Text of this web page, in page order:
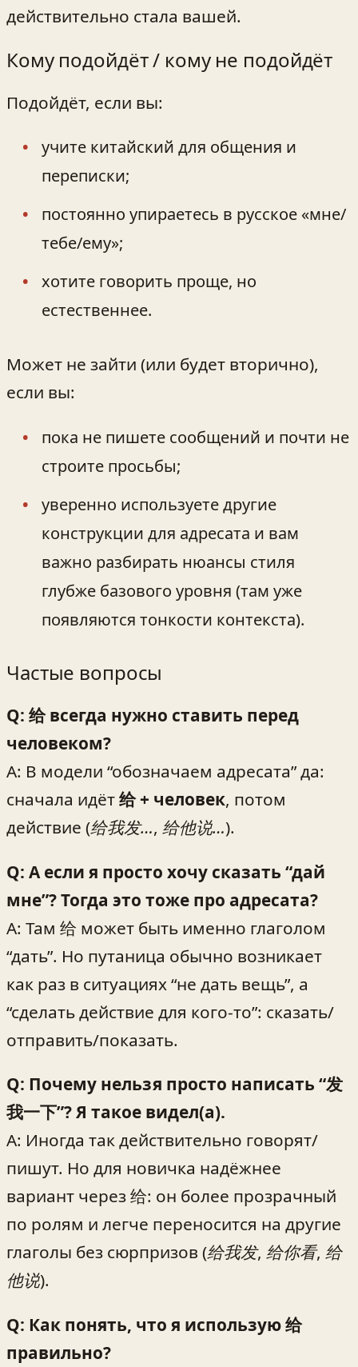
действительно стала вашей.
Кому подойдёт / кому не подойдёт
Подойдёт, если вы:
учите китайский для общения и
переписки;
постоянно упираетесь в русское «мне/
тебе/ему»;
хотите говорить проще, но
естественнее.
Может не зайти (или будет вторично),
если вы:
пока не пишете сообщений и почти не
строите просьбы;
уверенно используете другие
конструкции для адресата и вам
важно разбирать нюансы стиля
глубже базового уровня (там уже
появляются тонкости контекста).
Частые вопросы
Q: 给 всегда нужно ставить перед
человеком?
A: В модели “обозначаем адресата” да:
сначала идёт给 + человек, потом
действие (给我发…, 给他说…).
Q: А если я просто хочу сказать “дай
мне”? Тогда это тоже про адресата?
A: Там 给 может быть именно глаголом
“дать”. Но путаница обычно возникает
как раз в ситуациях “не дать вещь”, а
“сделать действие для кого-то”: сказать/
отправить/показать.
Q: Почему нельзя просто написать “发
我一下”? Я такое видел(а).
A: Иногда так действительно говорят/
пишут. Но для новичка надёжнее
вариант через 给: он более прозрачный
по ролям и легче переносится на другие
глаголы без сюрпризов (给我发, 给你看, 给
他说).
Q: Как понять, что я использую 给
правильно?